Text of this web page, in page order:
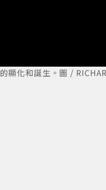
顯化和誕生。圖 /